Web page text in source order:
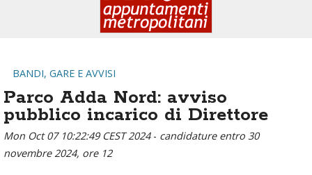
BANDI, GARE E AVVISI
Parco Adda Nord: avviso
pubblico incarico di Direttore
Mon Oct 07 10:22:49 CEST 2024- candidature entro 30
novembre 2024, ore 12